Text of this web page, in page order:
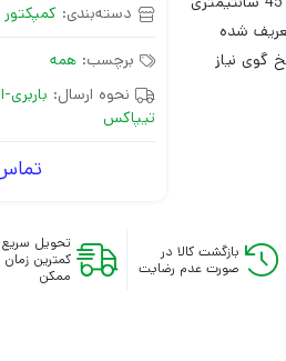
گوی نیاز
دسته‌بندی:
برچسب: همه
نحوه ارسال:
تیپاکس
بازگشت کالا در
صورت عدم رضایت
تحویل سریع
کمترین زمان
ممکن